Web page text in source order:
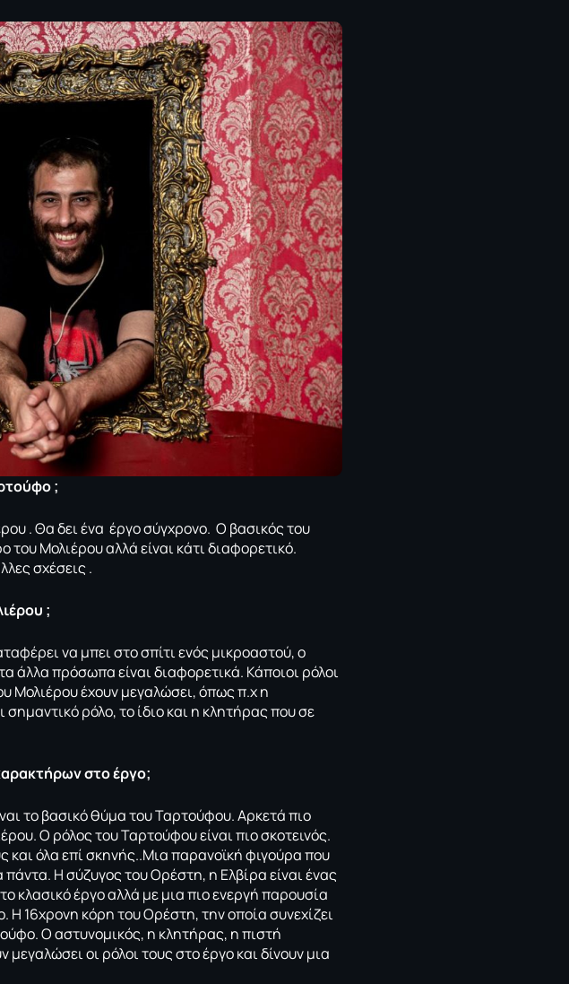
;
. Θα δει ένα έργο σύγχρονο. Ο βασικός του
Μολιέρου αλλά είναι κάτι διαφορετικό.
σχέσεις .
;
να μπει στο σπίτι ενός μικροαστού, ο
άλλα πρόσωπα είναι διαφορετικά. Κάποιοι ρόλοι
Μολιέρου έχουν μεγαλώσει, όπως π.χ η
ρόλο, το ίδιο και η κλητήρας που σε
στο έργο;
το βασικό θύμα του Ταρτούφου. Αρκετά πιο
Ο ρόλος του Ταρτούφου είναι πιο σκοτεινός.
και όλα επί σκηνής..Μια παρανοϊκή φιγούρα που
πάντα. Η σύζυγος του Ορέστη, η Ελβίρα είναι ένας
κλασικό έργο αλλά με μια πιο ενεργή παρουσία
Η 16χρονη κόρη του Ορέστη, την οποία συνεχίζει
Ο αστυνομικός, η κλητήρας, η πιστή
οι ρόλοι τους στο έργο και δίνουν μια